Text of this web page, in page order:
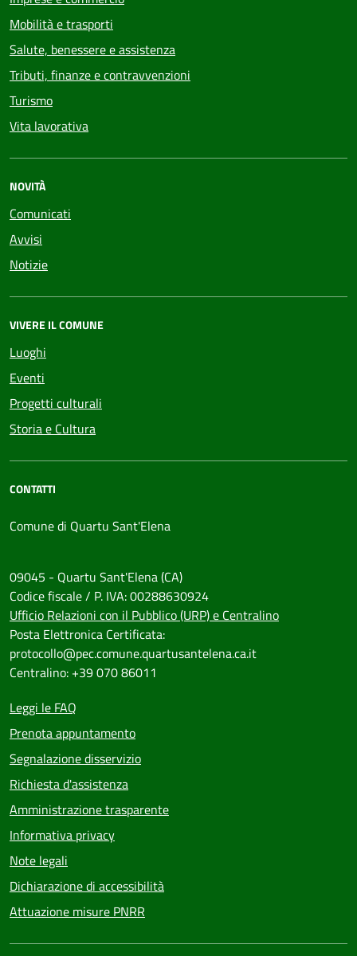
Mobilità e trasporti
Salute, benessere e assistenza
Tributi, finanze e contravvenzioni
Turismo
Vita lavorativa
NOVITÀ
Comunicati
Avvisi
Notizie
VIVERE IL COMUNE
Luoghi
Eventi
Progetti culturali
Storia e Cultura
CONTATTI
Comune di Quartu Sant'Elena
09045 - Quartu Sant'Elena (CA)
Codice fiscale / P. IVA: 00288630924
Ufficio Relazioni con il Pubblico (URP) e Centralino
Posta Elettronica Certificata:
protocollo@pec.comune.quartusantelena.ca.it
Centralino: +39 070 86011
Leggi le FAQ
Prenota appuntamento
Segnalazione disservizio
Richiesta d'assistenza
Amministrazione trasparente
Informativa privacy
Note legali
Dichiarazione di accessibilità
Attuazione misure PNRR